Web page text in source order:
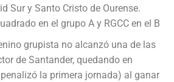
Sur y Santo Cristo de Ourense.
en el grupo A y RGCC en el B
grupista no alcanzó una de las
de Santander, quedando en
la primera jornada) al ganar